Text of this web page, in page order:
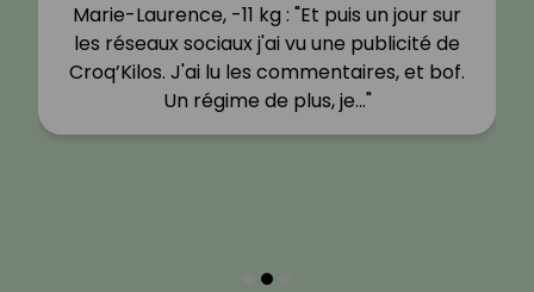
Marie-Laurence, -11 kg : "Et puis un jour sur
les réseaux sociaux j'ai vu une publicité de
Croq’Kilos. J'ai lu les commentaires, et bof.
Un régime de plus, je…"